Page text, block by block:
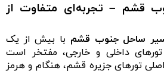
قشم – تجربه‌ای متفاوت از
سیر ساحل جنوب قشم با بیش از یک
تورهای داخلی و خارجی، مفتخر است
تورهای جزیره قشم، هنگام و هرمز